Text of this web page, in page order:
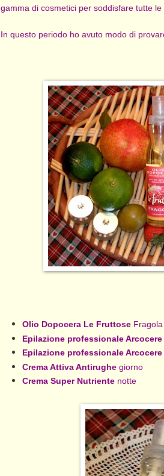
gamma di cosmetici per soddisfare tutte le
In questo periodo ho avuto modo di
Olio Dopocera Le Fruttose Fragola
Epilazione professionale Arcocere
Epilazione professionale Arcocere
Crema Attiva Antirughegiorno
Crema Super Nutriente notte